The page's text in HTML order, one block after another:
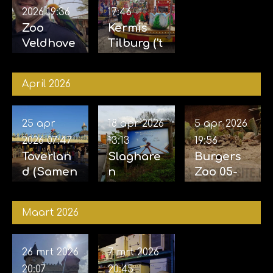
Zoo
Veldhove
2026
2026 19:36
Kermis
Tilburg ('t
05-2026
17:46
April 2026
Toverlan
d (Samen
Sophie)
24-04-
2026
25 apr
2026 07:47
Slaghare
n
Sky Sifter
2026
18 apr 2026
13:13
Burgers
Zoo 05-
5 apr 2026
19:56
Maart 2026
26 mrt 2026
20:07
7 mrt 2026
20:45